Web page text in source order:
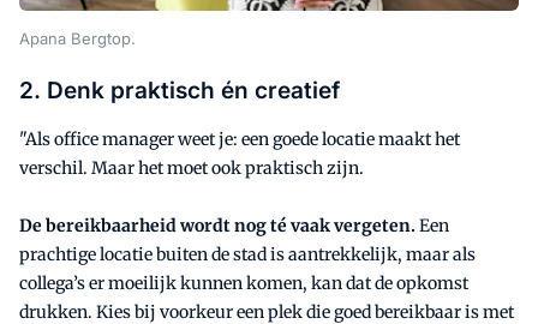
Apana Bergtop.
2. Denk praktisch én creatief
"Als office manager weet je: een goede locatie maakt het
verschil. Maar het moet ook praktisch zijn.
De bereikbaarheid wordt nog té vaak vergeten. Een
prachtige locatie buiten de stad is aantrekkelijk, maar als
collega’s er moeilijk kunnen komen, kan dat de opkomst
drukken. Kies bij voorkeur een plek die goed bereikbaar is met